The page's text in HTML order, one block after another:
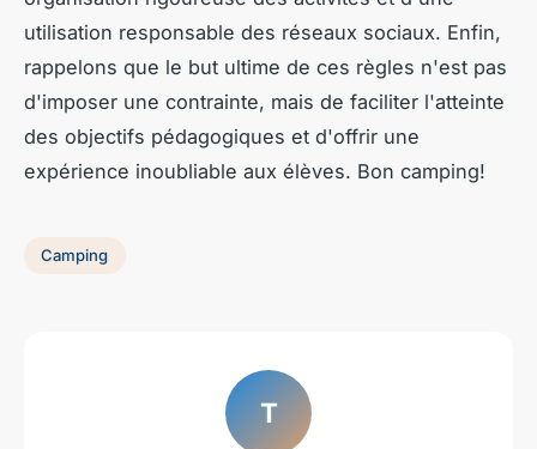
utilisation responsable des réseaux sociaux. Enfin,
rappelons que le but ultime de ces règles n'est pas
d'imposer une contrainte, mais de faciliter l'atteinte
des objectifs pédagogiques et d'offrir une
expérience inoubliable aux élèves. Bon camping!
Camping
T